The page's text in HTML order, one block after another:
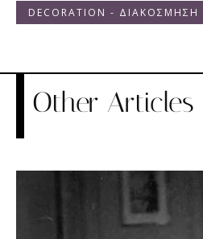
DECORATION - ΔΙΑΚΟΣΜΗΣΗ
Other Articles